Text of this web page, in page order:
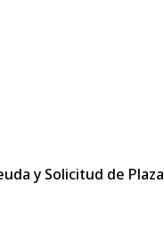
y Solicitud de Plaza